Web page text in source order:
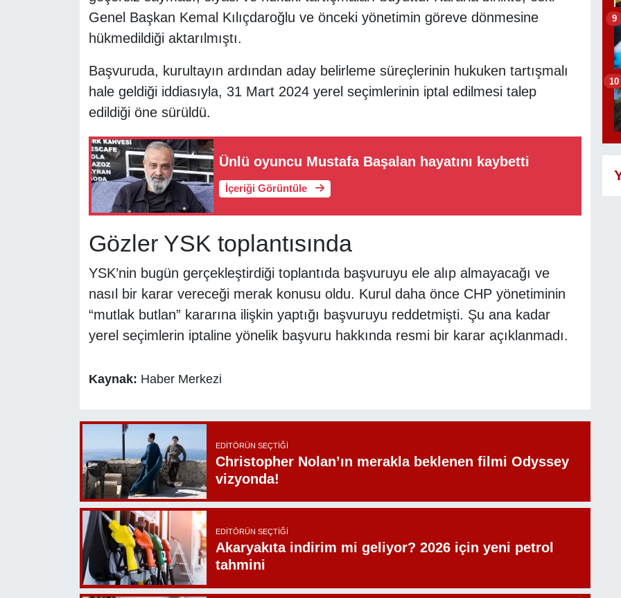
Genel Başkan Kemal Kılıçdaroğlu ve önceki yönetimin göreve dönmesine
hükmedildiği aktarılmıştı.
Başvuruda, kurultayın ardından aday belirleme süreçlerinin hukuken tartışmalı
hale geldiği iddiasıyla, 31 Mart 2024 yerel seçimlerinin iptal edilmesi talep
edildiği öne sürüldü.
Ünlü oyuncu Mustafa Başalan hayatını kaybetti
İçeriği Görüntüle
Gözler YSK toplantısında
YSK’nin bugün gerçekleştirdiği toplantıda başvuruyu ele alıp almayacağı ve
nasıl bir karar vereceği merak konusu oldu. Kurul daha önce CHP yönetiminin
“mutlak butlan” kararına ilişkin yaptığı başvuruyu reddetmişti. Şu ana kadar
yerel seçimlerin iptaline yönelik başvuru hakkında resmi bir karar açıklanmadı.
Kaynak: Haber Merkezi
EDITÖRÜN SEÇTIĞI
Christopher Nolan’ın merakla beklenen filmi Odyssey
vizyonda!
EDITÖRÜN SEÇTIĞI
Akaryakıta indirim mi geliyor? 2026 için yeni petrol
tahmini
9
10